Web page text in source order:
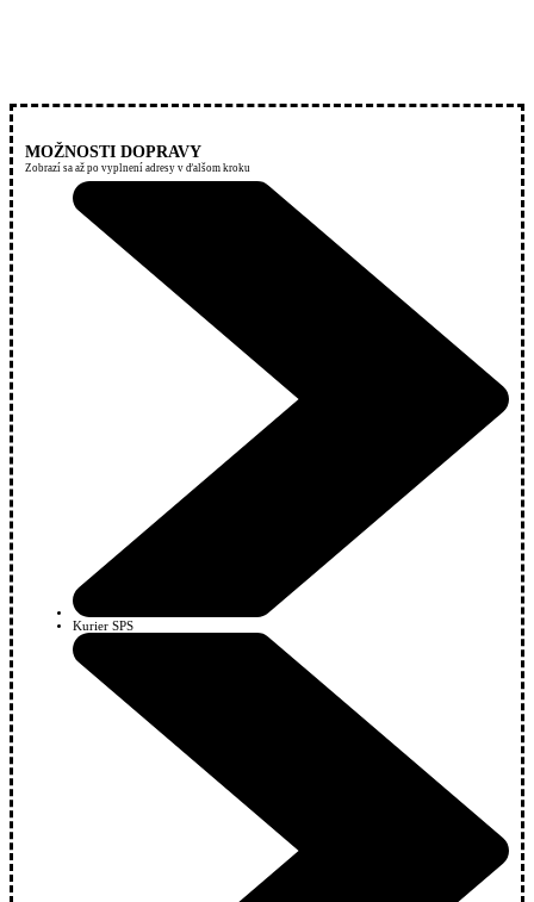
MOŽNOSTI DOPRAVY
Zobrazí sa až po vyplnení adresy v ďalšom kroku
Kurier SPS